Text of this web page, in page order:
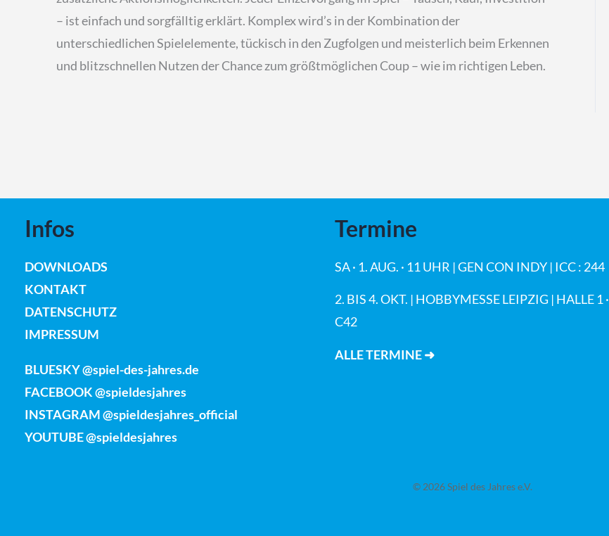
– ist einfach und sorgfälltig erklärt. Komplex wird’s in der Kombination der
unterschiedlichen Spielelemente, tückisch in den Zugfolgen und meisterlich beim Erkennen
und blitzschnellen Nutzen der Chance zum größtmöglichen Coup – wie im richtigen Leben.
Infos
DOWNLOADS
KONTAKT
DATENSCHUTZ
IMPRESSUM
BLUESKY @spiel-des-jahres.de
FACEBOOK @spieldesjahres
INSTAGRAM @spieldesjahres_official
YOUTUBE @spieldesjahres
Termine
SA · 1. AUG. · 11 UHR | GEN CON INDY | ICC : 244
2. BIS 4. OKT. | HOBBYMESSE LEIPZIG | HALLE 1 ·
C42
ALLE TERMINE ➜
© 2026 Spiel des Jahres e.V.